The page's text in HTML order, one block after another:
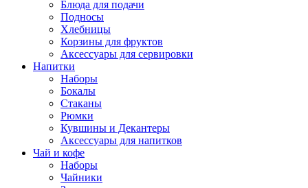
Блюда для подачи
Подносы
Хлебницы
Корзины для фруктов
Аксессуары для сервировки
Напитки
Наборы
Бокалы
Стаканы
Рюмки
Кувшины и Декантеры
Аксессуары для напитков
Чай и кофе
Наборы
Чайники